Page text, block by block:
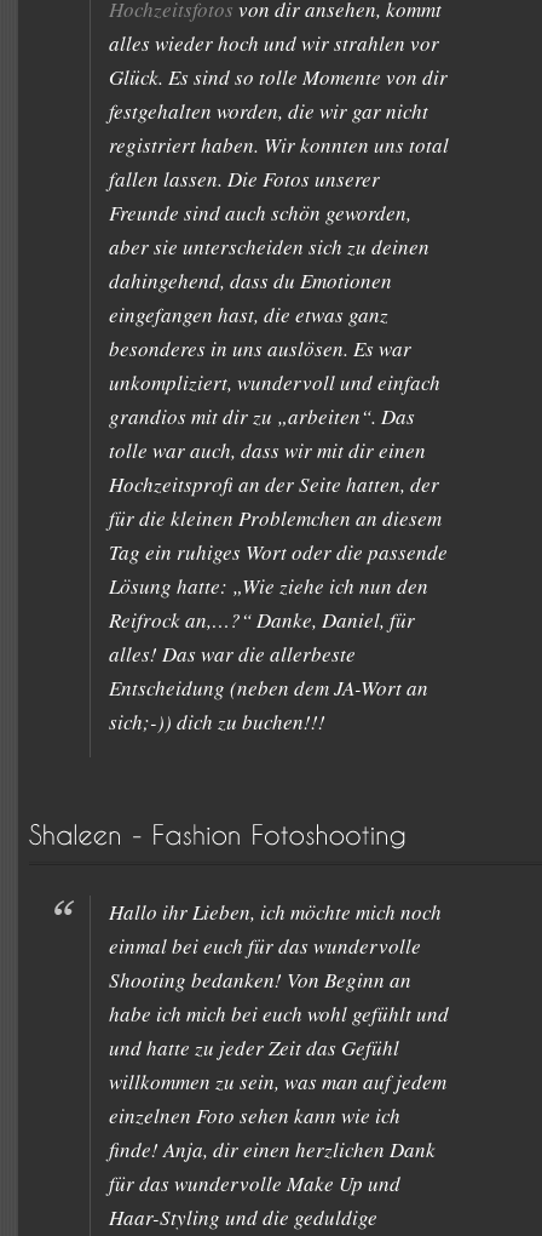
Hochzeitsfotos von dir ansehen, kommt
alles wieder hoch und wir strahlen vor
Glück. Es sind so tolle Momente von dir
festgehalten worden, die wir gar nicht
registriert haben. Wir konnten uns total
fallen lassen. Die Fotos unserer
Freunde sind auch schön geworden,
aber sie unterscheiden sich zu deinen
dahingehend, dass du Emotionen
eingefangen hast, die etwas ganz
besonderes in uns auslösen. Es war
unkompliziert, wundervoll und einfach
grandios mit dir zu „arbeiten“. Das
tolle war auch, dass wir mit dir einen
Hochzeitsprofi an der Seite hatten, der
für die kleinen Problemchen an diesem
Tag ein ruhiges Wort oder die passende
Lösung hatte: „Wie ziehe ich nun den
Reifrock an,…?“ Danke, Daniel, für
alles! Das war die allerbeste
Entscheidung (neben dem JA-Wort an
sich;-)) dich zu buchen!!!
Hallo ihr Lieben, ich möchte mich noch
einmal bei euch für das wundervolle
Shooting bedanken! Von Beginn an
habe ich mich bei euch wohl gefühlt und
und hatte zu jeder Zeit das Gefühl
willkommen zu sein, was man auf jedem
einzelnen Foto sehen kann wie ich
finde! Anja, dir einen herzlichen Dank
für das wundervolle Make Up und
Haar-Styling und die geduldige